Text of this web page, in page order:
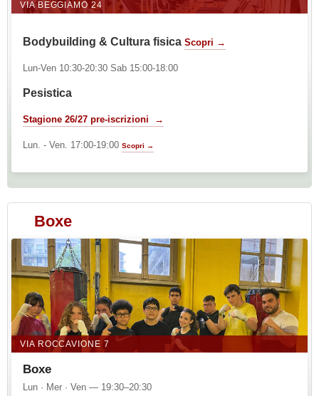
VIA BEGGIAMO 24
Bodybuilding & Cultura fisica Scopri →
Lun-Ven 10:30-20:30 Sab 15:00-18:00
Pesistica
Stagione 26/27 pre-iscrizioni →
Lun. - Ven. 17:00-19:00 Scopri →
Boxe
VIA ROCCAVIONE 7
Boxe
Lun · Mer · Ven — 19:30–20:30